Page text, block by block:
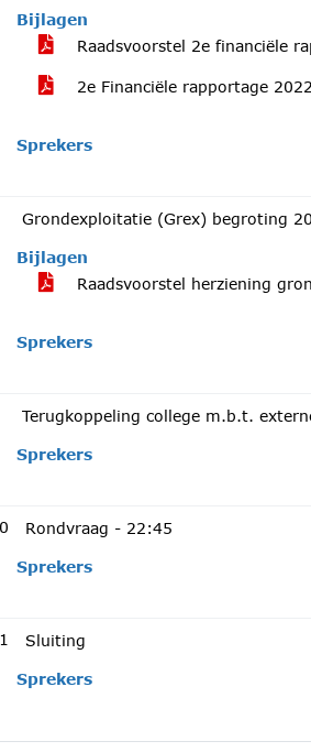
Bijlagen
Raadsvoorstel 2e financiële
2e Financiële rapportage
Sprekers
Grondexploitatie (Grex) begroting
Bijlagen
Raadsvoorstel herziening
Sprekers
Terugkoppeling college m.b.t.
Sprekers
Rondvraag - 22:45
Sprekers
Sluiting
Sprekers